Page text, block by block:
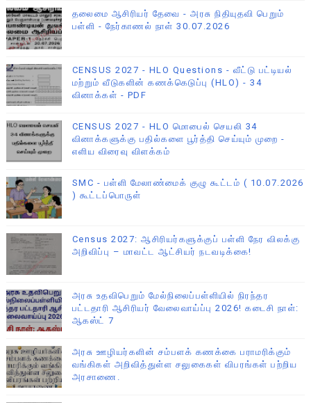
தலைமை ஆசிரியர் தேவை - அரசு நிதியுதவி பெறும்
பள்ளி - நேர்காணல் நாள் 30.07.2026
CENSUS 2027 - HLO Questions - வீட்டு பட்டியல்
மற்றும் வீடுகளின் கணக்கெடுப்பு (HLO) - 34
வினாக்கள் - PDF
CENSUS 2027 - HLO மொபைல் செயலி 34
வினாக்களுக்கு பதில்களை பூர்த்தி செய்யும் முறை -
எளிய விரைவு விளக்கம்
SMC - பள்ளி மேலாண்மைக் குழு கூட்டம் ( 10.07.2026
) கூட்டப்பொருள்
Census 2027: ஆசிரியர்களுக்குப் பள்ளி நேர விலக்கு
அறிவிப்பு – மாவட்ட ஆட்சியர் நடவடிக்கை!
அரசு உதவிபெறும் மேல்நிலைப்பள்ளியில் நிரந்தர
பட்டதாரி ஆசிரியர் வேலைவாய்ப்பு 2026! கடைசி நாள்:
ஆகஸ்ட் 7
அரசு ஊழியர்களின் சம்பளக் கணக்கை பராமரிக்கும்
வங்கிகள் அறிவித்துள்ள சலுகைகள் விபரங்கள் பற்றிய
அரசாணை.